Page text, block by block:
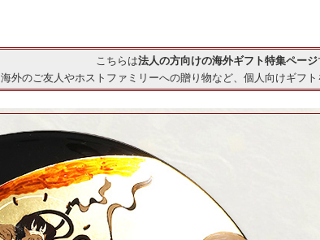
こちらは法人の方向けの海外ギフト特集ページ
海外のご友人やホストファミリーへの贈り物など、個人向けギフ